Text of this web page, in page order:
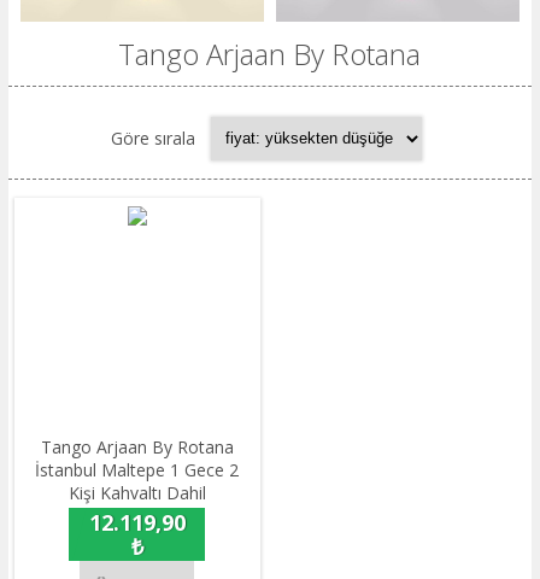
Tango Arjaan By Rotana
Göre sırala
Tango Arjaan By Rotana
İstanbul Maltepe 1 Gece 2
Kişi Kahvaltı Dahil
Konaklama
12.119,90
₺